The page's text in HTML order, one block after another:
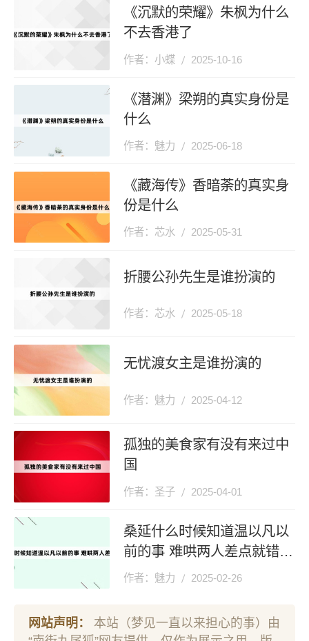
《沉默的荣耀》朱枫为什么
不去香港了
作者：小蝶 2025-10-16
《潜渊》梁朔的真实身份是
什么
作者：魅力 2025-06-18
《藏海传》香暗荼的真实身
份是什么
作者：芯水 2025-05-31
折腰公孙先生是谁扮演的
作者：芯水 2025-05-18
无忧渡女主是谁扮演的
作者：魅力 2025-04-12
孤独的美食家有没有来过中
国
作者：圣子 2025-04-01
桑延什么时候知道温以凡以
前的事 难哄两人差点就错过
了
作者：魅力 2025-02-26
网站声明：
本站（梦见一直以来担心的事）由